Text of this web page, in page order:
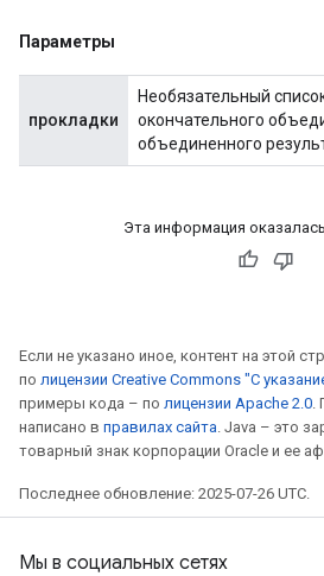
Параметры
прокладки
Необязательный
окончательного
объединенного
Эта информация
Если не указано иное, контент на этой
по лицензии Creative Commons "С
примеры кода – по лицензии Apache 2.0
написано в правилах сайта . Java – это
товарный знак корпорации Oracle и ее
Последнее обновление: 2025-07-26 UTC.
Мы в социальных сетях